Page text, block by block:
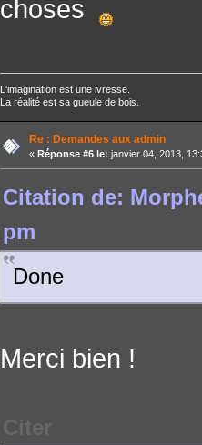
choses
L'imagination est une ivresse.
La réalité est sa gueule de bois.
Re : Demandes aux admin
« Réponse #6 le: janvier 04, 2013,
Citation de:
pm
Done
Merci bien !